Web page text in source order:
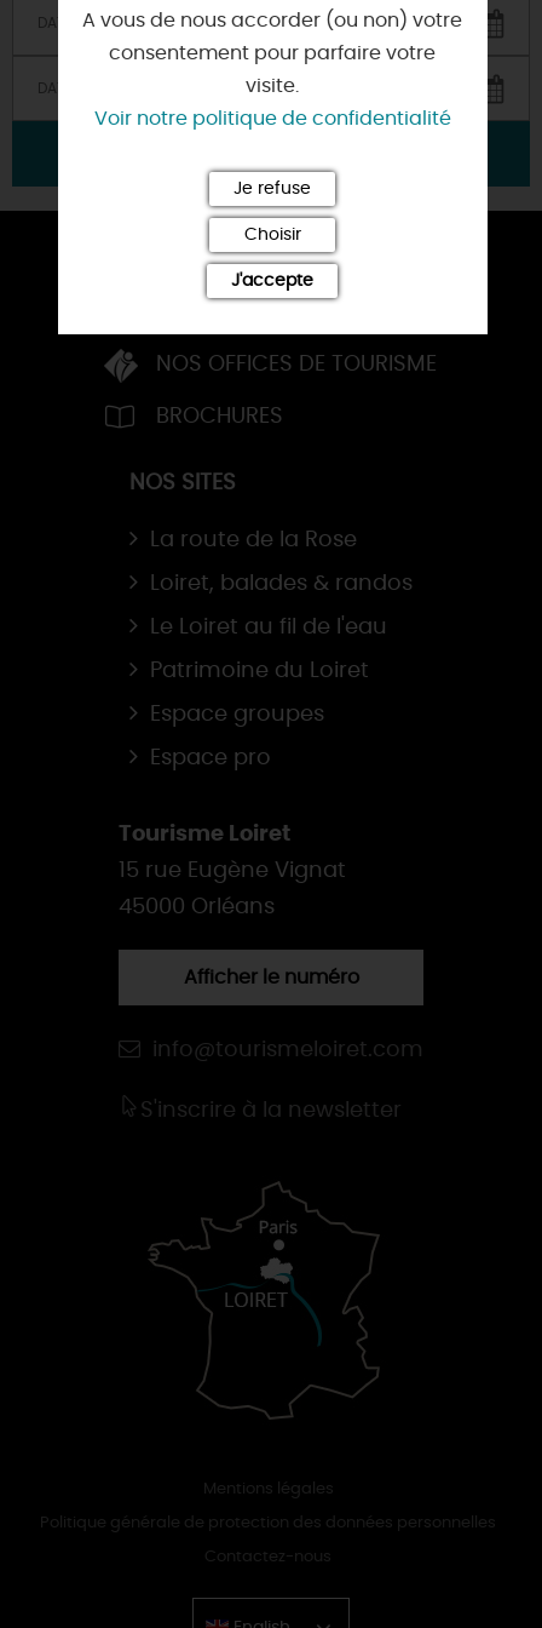
ESPACE PRESSE
NOS OFFICES DE TOURISME
BROCHURES
NOS SITES
La route de la Rose
Loiret, balades & randos
Le Loiret au fil de l'eau
Patrimoine du Loiret
Espace groupes
Espace pro
Tourisme Loiret
15 rue Eugène Vignat
45000 Orléans
Afficher le numéro
info@tourismeloiret.com
S'inscrire à la newsletter
Mentions légales
Politique générale de protection des données personnelles
Contactez-nous
A vous de nous accorder (ou non) votre
consentement pour parfaire votre
visite.
Voir notre politique de confidentialité
Je refuse
Choisir
J'accepte